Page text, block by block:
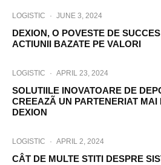
LOGISTIC · JUNE 3, 2024
DEXION, O POVESTE DE
ACTIUNII BAZATE PE VALORI
LOGISTIC · APRIL 23, 2024
SOLUTIILE INOVATOARE DE
CREEAZÃ UN PARTENERIAT
DEXION
LOGISTIC · APRIL 2, 2024
CÂT DE MULTE STITI DESPRE